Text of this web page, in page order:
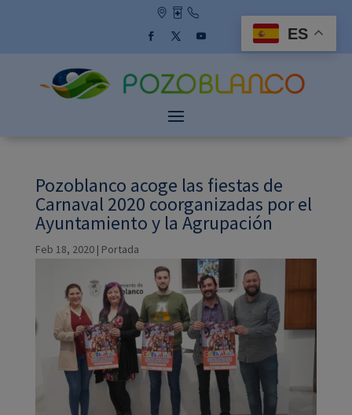
Pozoblanco acoge las fiestas de
Carnaval 2020 coorganizadas por el
Ayuntamiento y la Agrupación
Feb 18, 2020| Portada
ES